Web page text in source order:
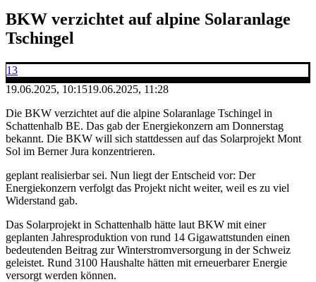
BKW verzichtet auf alpine Solaranlage
Tschingel
13
19.06.2025, 10:1519.06.2025, 11:28
Die BKW verzichtet auf die alpine Solaranlage Tschingel in
Schattenhalb BE. Das gab der Energiekonzern am Donnerstag
bekannt. Die BKW will sich stattdessen auf das Solarprojekt Mont
Sol im Berner Jura konzentrieren.
geplant realisierbar sei. Nun liegt der Entscheid vor: Der
Energiekonzern verfolgt das Projekt nicht weiter, weil es zu viel
Widerstand gab.
Das Solarprojekt in Schattenhalb hätte laut BKW mit einer
geplanten Jahresproduktion von rund 14 Gigawattstunden einen
bedeutenden Beitrag zur Winterstromversorgung in der Schweiz
geleistet. Rund 3100 Haushalte hätten mit erneuerbarer Energie
versorgt werden können.